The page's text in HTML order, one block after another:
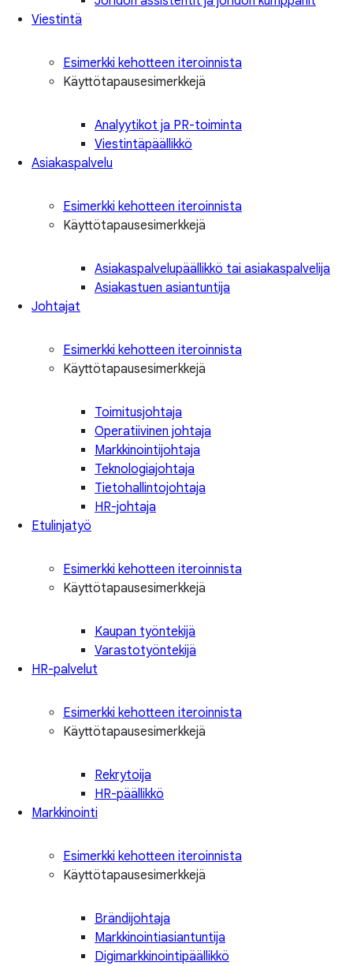
Viestintä
Esimerkki kehotteen iteroinnista
Käyttötapausesimerkkejä
Analyytikot ja PR-toiminta
Viestintäpäällikkö
Asiakaspalvelu
Esimerkki kehotteen iteroinnista
Käyttötapausesimerkkejä
Asiakaspalvelupäällikkö tai asiakaspalvelija
Asiakastuen asiantuntija
Johtajat
Esimerkki kehotteen iteroinnista
Käyttötapausesimerkkejä
Toimitusjohtaja
Operatiivinen johtaja
Markkinointijohtaja
Teknologiajohtaja
Tietohallintojohtaja
HR-johtaja
Etulinjatyö
Esimerkki kehotteen iteroinnista
Käyttötapausesimerkkejä
Kaupan työntekijä
Varastotyöntekijä
HR-palvelut
Esimerkki kehotteen iteroinnista
Käyttötapausesimerkkejä
Rekrytoija
HR-päällikkö
Markkinointi
Esimerkki kehotteen iteroinnista
Käyttötapausesimerkkejä
Brändijohtaja
Markkinointiasiantuntija
Digimarkkinointipäällikkö